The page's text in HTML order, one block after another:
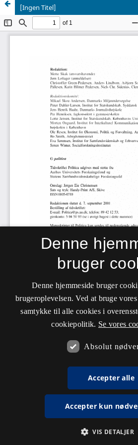
[Ingen Titel]
Denne
bruger
Denne hjemmeside bruger
brugeroplevelsen. Ved at bruge
samtykke til alle cookies i
cookiepolitik. Se vores
Absolut
Accepter alle
Accepter kun
VIS DETALJER